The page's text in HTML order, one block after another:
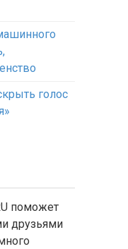
голос
поможет
друзьями